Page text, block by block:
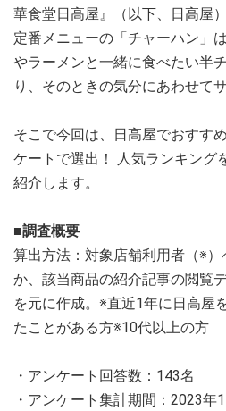
華食堂日高屋』（以下、日高屋）
定番メニューの「チャーハン」
やラーメンと一緒に食べたい半
り、そのときの気分にあわせて
そこで今回は、日高屋でおすす
ケートで選出！ 人気ランキング
紹介します。
■調査概要
算出方法：対象店舗利用者（※
か、該当商品の紹介記事の閲覧
を元に作成。※直近1年に日高屋
たことがある方※10代以上の方
・アンケート回答数：143名
・アンケート集計期間：2023年